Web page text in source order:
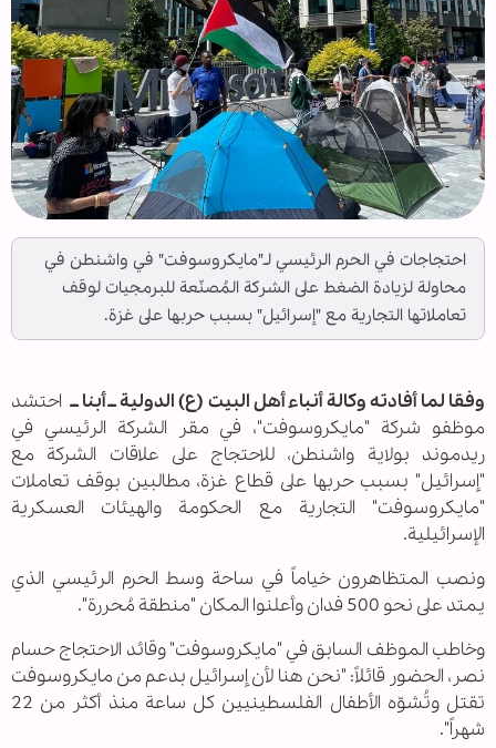
احتجاجات في الحرم الرئيسي لـ"مايكروسوفت" في واشنطن في
محاولة لزيادة الضغط على الشركة المُصنّعة للبرمجيات لوقف
تعاملاتها التجارية مع "إسرائيل" بسبب حربها على غزة.
وفقا لما أفادته وكالة أنباء أهل البيت (ع) الدولية ــ أبنا ــ احتشد
موظفو شركة "مايكروسوفت"، في مقر الشركة الرئيسي في
ريدموند بولاية واشنطن، للاحتجاج على علاقات الشركة مع
"إسرائيل" بسبب حربها على قطاع غزة، مطالبين بوقف تعاملات
"مايكروسوفت" التجارية مع الحكومة والهيئات العسكرية
الإسرائيلية.
ونصب المتظاهرون خياماً في ساحة وسط الحرم الرئيسي الذي
يمتد على نحو 500 فدان وأعلنوا المكان "منطقة مُحررة".
وخاطب الموظف السابق في "مايكروسوفت" وقائد الاحتجاج حسام
نصر، الحضور قائلاً: "نحن هنا لأن إسرائيل بدعم من مايكروسوفت
تقتل وتُشوّه الأطفال الفلسطينيين كل ساعة منذ أكثر من 22
شهراً".